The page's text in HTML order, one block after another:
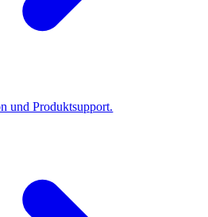
und Produktsupport.